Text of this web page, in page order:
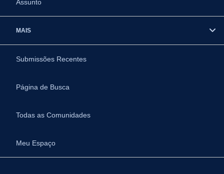
Assunto
MAIS
Submissões Recentes
Página de Busca
Todas as Comunidades
Meu Espaço